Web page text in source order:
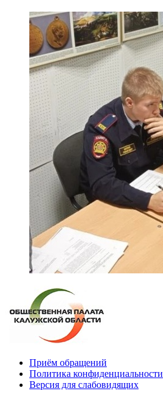
Приём обращений
Политика конфиденциальности
Версия для слабовидящих